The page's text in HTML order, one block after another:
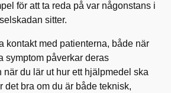
för att ta reda på var någonstans i
sitter.
kontakt med patienterna, både när
symptom påverkar deras
när du lär ut hur ett hjälpmedel ska
det bra om du är både teknisk,